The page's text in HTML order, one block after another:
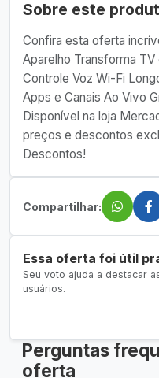
Sobre este
Confira esta oferta
Aparelho Transforma
Controle Voz Wi-Fi
Apps e Canais Ao Vivo
Disponível na loja
preços e descontos
Descontos!
Compartilhar:
Essa oferta foi útil
Seu voto ajuda a destacar
usuários.
Perguntas
oferta